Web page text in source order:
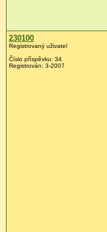
230100
Registrovaný uživatel
Číslo příspěvku: 34
Registrován: 3-2007